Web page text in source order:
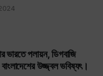
ভারতে পলায়ন, ডিগবাজি
উজ্জ্বল ভবিষ্যৎ।